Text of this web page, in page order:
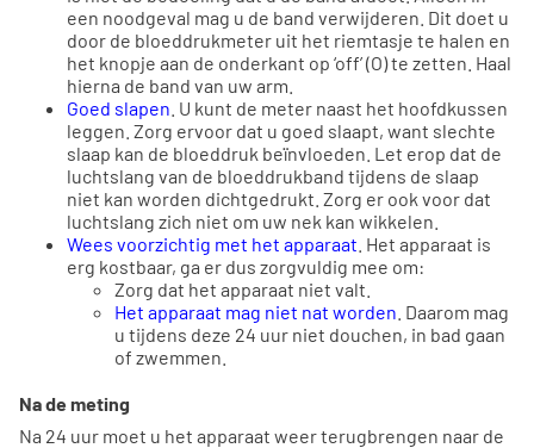
een noodgeval mag u de band verwijderen. Dit doet u
door de bloeddrukmeter uit het riemtasje te halen en
het knopje aan de onderkant op ‘off’ (O) te zetten. Haal
hierna de band van uw arm.
Goed slapen . U kunt de meter naast het hoofdkussen
leggen. Zorg ervoor dat u goed slaapt, want slechte
slaap kan de bloeddruk beïnvloeden. Let erop dat de
luchtslang van de bloeddrukband tijdens de slaap
niet kan worden dichtgedrukt. Zorg er ook voor dat
luchtslang zich niet om uw nek kan wikkelen.
Wees voorzichtig met het apparaat . Het apparaat is
erg kostbaar, ga er dus zorgvuldig mee om:
Zorg dat het apparaat niet valt.
Het apparaat mag niet nat worden . Daarom mag
u tijdens deze 24 uur niet douchen, in bad gaan
of zwemmen.
Na de meting
Na 24 uur moet u het apparaat weer terugbrengen naar de